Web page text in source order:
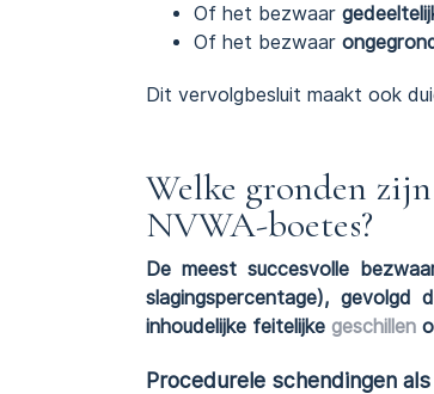
Of het bezwaar
Of het bezwaar
Dit vervolgbesluit maakt ook
Welke gronden
NVWA-boetes?
De meest succesvolle
slagingspercentage), gevolgd
inhoudelijke feitelijke geschillen
Procedurele schendingen